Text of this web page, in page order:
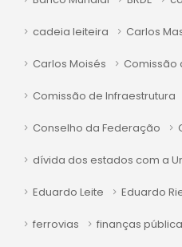
cadeia leiteira Carlos
Carlos Moisés Comissão
Comissão de Infraestrutura
Conselho da Federação
dívida dos estados com a
Eduardo Leite Eduardo
ferrovias finanças